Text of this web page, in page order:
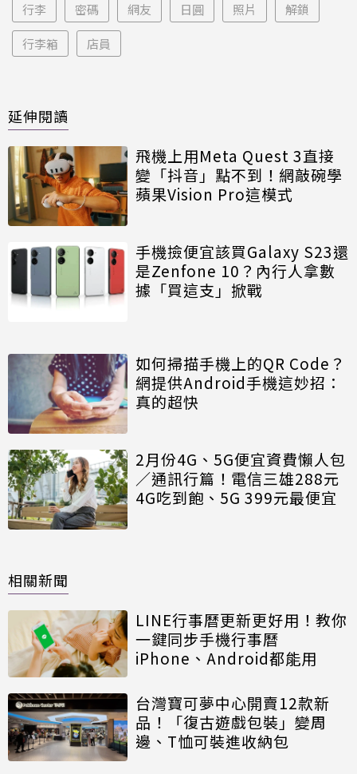
行李 密碼 網友 日圓 照片 解鎖
行李箱 店員
延伸閱讀
飛機上用Meta Quest 3直接
變「抖音」點不到！網敲碗學
蘋果Vision Pro這模式
手機撿便宜該買Galaxy S23還
是Zenfone 10？內行人拿數
據「買這支」掀戰
如何掃描手機上的QR Code？
網提供Android手機這妙招：
真的超快
2月份4G、5G便宜資費懶人包
／通訊行篇！電信三雄288元
4G吃到飽、5G 399元最便宜
相關新聞
LINE行事曆更新更好用！教你
一鍵同步手機行事曆
iPhone、Android都能用
台灣寶可夢中心開賣12款新
品！「復古遊戲包裝」變周
邊、T恤可裝進收納包